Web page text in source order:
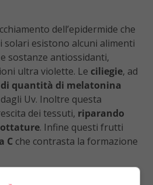
dell’epidermide che
solari esistono alcuni alimenti
sostanze antiossidanti,
ultra violette. Le ciliegie, ad
quantità di melatonina
Uv. Inoltre questa
dei tessuti, riparando
. Infine questi frutti
C che contrasta la formazione